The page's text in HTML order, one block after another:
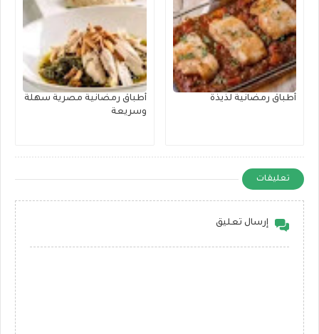
أطباق رمضانية لذيذة
أطباق رمضانية مصرية سهلة
وسريعة
تعليقات
إرسال تعليق